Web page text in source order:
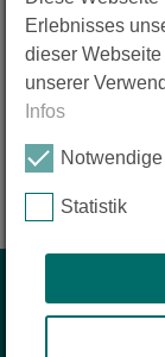
zis erschienen.
>
Start
Erlebnisses
dieser
unserer
Infos
Statistik